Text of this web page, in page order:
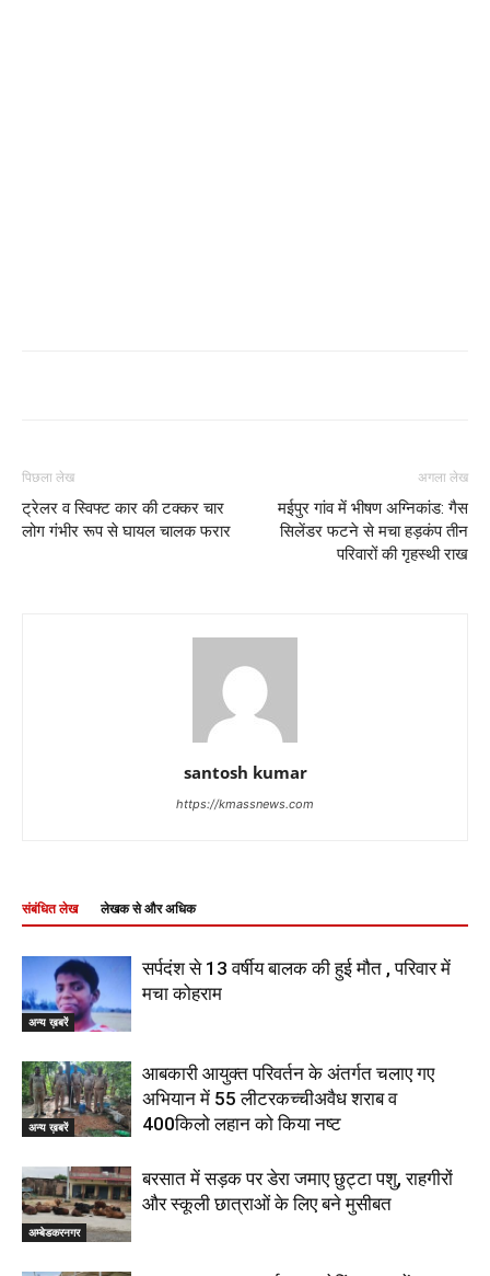
पिछला लेख
ट्रेलर व स्विफ्ट कार की टक्कर चार
लोग गंभीर रूप से घायल चालक फरार
अगला लेख
मईपुर गांव में भीषण अग्निकांड: गैस
सिलेंडर फटने से मचा हड़कंप तीन
परिवारों की गृहस्थी राख
santosh kumar
https://kmassnews.com
संबंधित लेख लेखक से और अधिक
अन्य ख़बरें
सर्पदंश से 13 वर्षीय बालक की हुई मौत , परिवार में
मचा कोहराम
अन्य ख़बरें
आबकारी आयुक्त परिवर्तन के अंतर्गत चलाए गए
अभियान में 55 लीटरकच्चीअवैध शराब व
400किलो लहान को किया नष्ट
अम्बेडकरनगर
बरसात में सड़क पर डेरा जमाए छुट्टा पशु, राहगीरों
और स्कूली छात्राओं के लिए बने मुसीबत